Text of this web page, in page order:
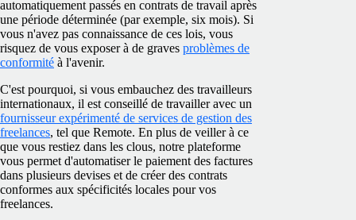
automatiquement passés en contrats de travail après
une période déterminée (par exemple, six mois). Si
vous n'avez pas connaissance de ces lois, vous
risquez de vous exposer à de graves problèmes de
conformité à l'avenir.
C'est pourquoi, si vous embauchez des travailleurs
internationaux, il est conseillé de travailler avec un
fournisseur expérimenté de services de gestion des
freelances, tel que Remote. En plus de veiller à ce
que vous restiez dans les clous, notre plateforme
vous permet d'automatiser le paiement des factures
dans plusieurs devises et de créer des contrats
conformes aux spécificités locales pour vos
freelances.